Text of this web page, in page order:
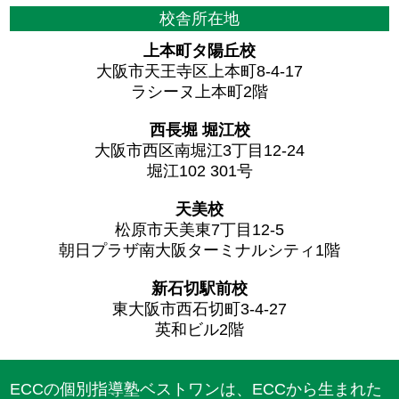
校舎所在地
上本町タ陽丘校
大阪市天王寺区上本町8-4-17
ラシーヌ上本町2階
西長堀 堀江校
大阪市西区南堀江3丁目12-24
堀江102 301号
天美校
松原市天美東7丁目12-5
朝日プラザ南大阪ターミナルシティ1階
新石切駅前校
東大阪市西石切町3-4-27
英和ビル2階
ECCの個別指導塾ベストワンは、ECCから生まれた